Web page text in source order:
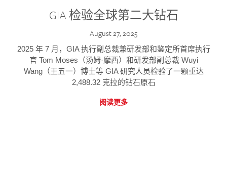
GIA 检验全球第二大钻石
August 27, 2025
2025 年 7 月，GIA 执行副总裁兼研发部和鉴定所首席执行
官 Tom Moses（汤姆·摩西）和研发部副总裁 Wuyi
Wang（王五一）博士等 GIA 研究人员检验了一颗重达
2,488.32 克拉的钻石原石
阅读更多